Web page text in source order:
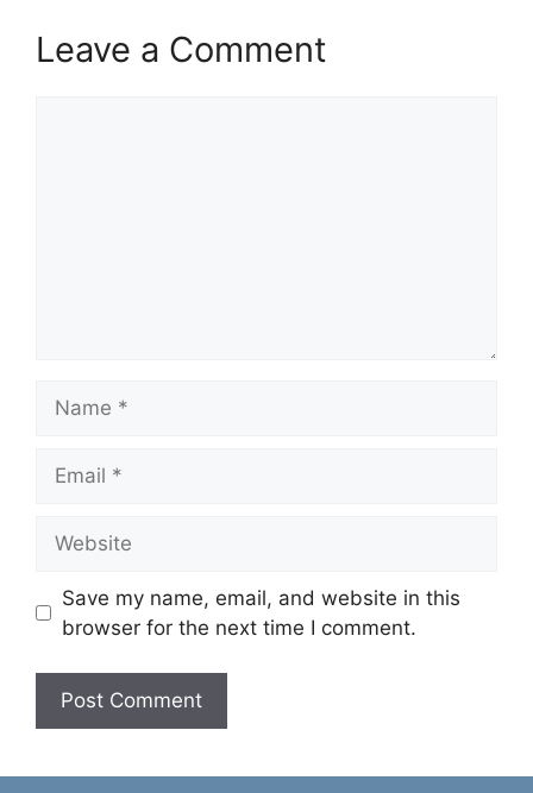
Leave a Comment
Save my name, email, and website in this
browser for the next time I comment.